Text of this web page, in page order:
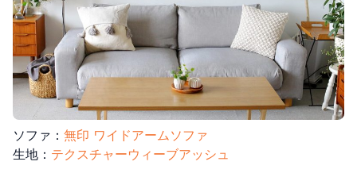
ソファ： 無印 ワイドアームソファ
生地： テクスチャーウィーブアッシュ